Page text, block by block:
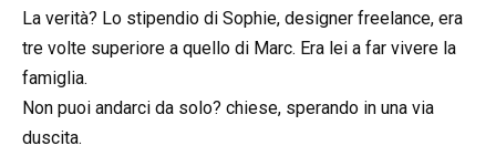
La verità? Lo stipendio di Sophie, designer freelance, era
tre volte superiore a quello di Marc. Era lei a far vivere la
famiglia.
Non puoi andarci da solo? chiese, sperando in una via
duscita.